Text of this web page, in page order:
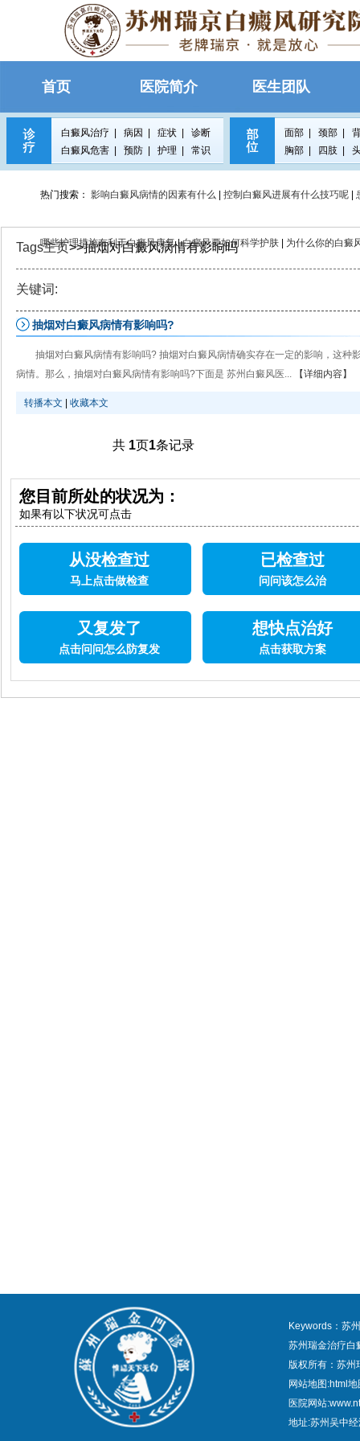
首页 医院简介 医生团队
白癜风治疗 病因 症状
诊断
白癜风危害
预防 护理 常识
面部 颈部
胸部
四肢
热门搜索： 影响白癜风病情的因素有什么 控制白癜风进展有什么技巧呢
哪些护理措施有利于白癜风康复|白癜风要如何科学护肤 为什么你的白癜
Tags主页>>抽烟对白癜风病情有影响吗
关键词:
抽烟对白癜风病情有影响吗?
抽烟对白癜风病情有影响吗? 抽烟对白癜风病情确实存在一定的影响，这种
病情。那么，抽烟对白癜风病情有影响吗?下面是 苏州白癜风医...
【详细内容】
转播本文 收藏本文
共 1页1条记录
您目前所处的状况为：
如果有以下状况可点击
从没检查过
马上点击做检查
已检查过
问问该怎么治
又复发了
点击问问怎么防复发
想快点治好
点击获取方案
Keywords：苏
苏州瑞金治疗白
版权所有：苏
网站地图:html地
医院网站
地址:苏州吴中